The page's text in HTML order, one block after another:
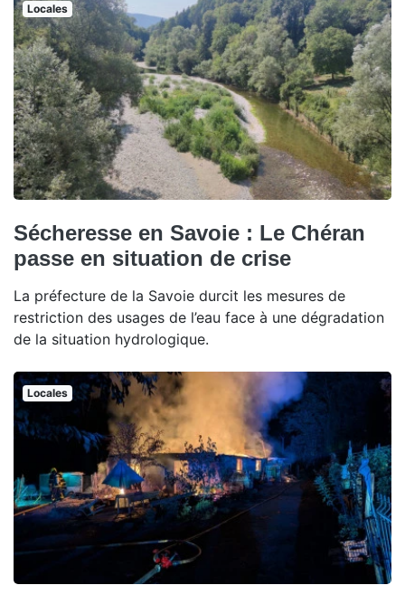
Locales
Sécheresse en Savoie : Le Chéran
passe en situation de crise
La préfecture de la Savoie durcit les mesures de
restriction des usages de l’eau face à une dégradation
de la situation hydrologique.
Locales